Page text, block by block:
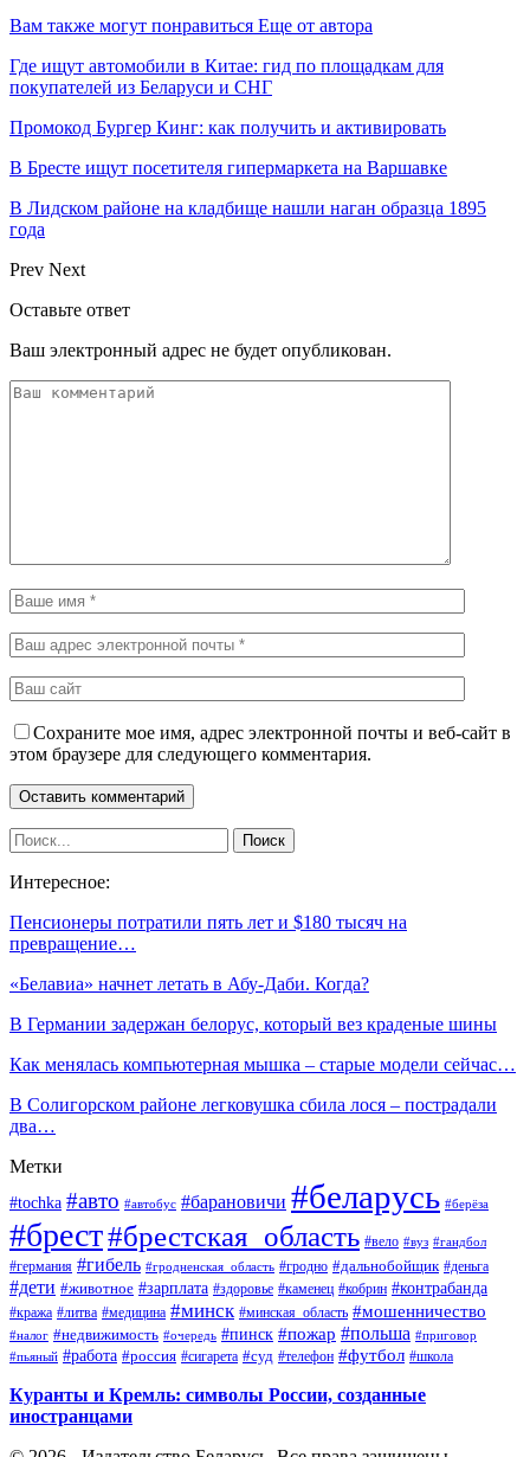
Вам также могут понравиться Еще от автора
Где ищут автомобили в Китае: гид по площадкам для
покупателей из Беларуси и СНГ
Промокод Бургер Кинг: как получить и активировать
В Бресте ищут посетителя гипермаркета на Варшавке
В Лидском районе на кладбище нашли наган образца 1895
года
Prev Next
Оставьте ответ
Ваш электронный адрес не будет опубликован.
Сохраните мое имя, адрес электронной почты и веб-сайт в
этом браузере для следующего комментария.
Интересное:
Пенсионеры потратили пять лет и $180 тысяч на
превращение…
«Белавиа» начнет летать в Абу-Даби. Когда?
В Германии задержан белорус, который вез краденые шины
Как менялась компьютерная мышка – старые модели сейчас…
В Солигорском районе легковушка сбила лося – пострадали
два…
Метки
#tochka #авто #автобус #барановичи #беларусь #берёза
#брест#брестская_область #вело #вуз #гандбол
#германия #гибель #гродненская_область #гродно #дальнобойщик #деньга
#дети #животное #зарплата #здоровье #каменец #кобрин #контрабанда
#кража #литва #медицина #минск #минская_область #мошенничество
#налог #недвижимость #очередь #пинск #пожар #польша #приговор
#пьяный #работа #россия #сигарета #суд #телефон #футбол #школа
Куранты и Кремль: символы России, созданные
иностранцами